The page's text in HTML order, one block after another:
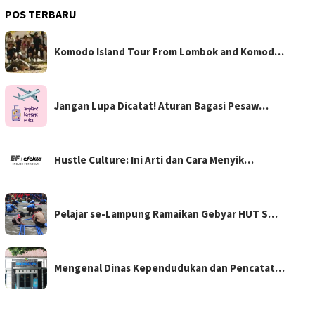
POS TERBARU
Komodo Island Tour From Lombok and Komod…
Jangan Lupa Dicatat! Aturan Bagasi Pesaw…
Hustle Culture: Ini Arti dan Cara Menyik…
Pelajar se-Lampung Ramaikan Gebyar HUT S…
Mengenal Dinas Kependudukan dan Pencatat…